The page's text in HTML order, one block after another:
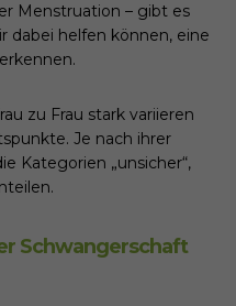
Menstruation – gibt es
dabei helfen können, eine
zu Frau stark variieren
Je nach ihrer
Kategorien „unsicher“,
Schwangerschaft